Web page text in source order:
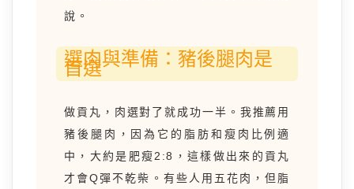
說。
選肉與準備：豬後腿肉是
首選
做貢丸，肉選對了就成功一半。我推薦用
豬後腿肉，因為它的脂肪和瘦肉比例適
中，大約是肥瘦2:8，這樣做出來的貢丸
才會Q彈不乾柴。有些人用五花肉，但脂